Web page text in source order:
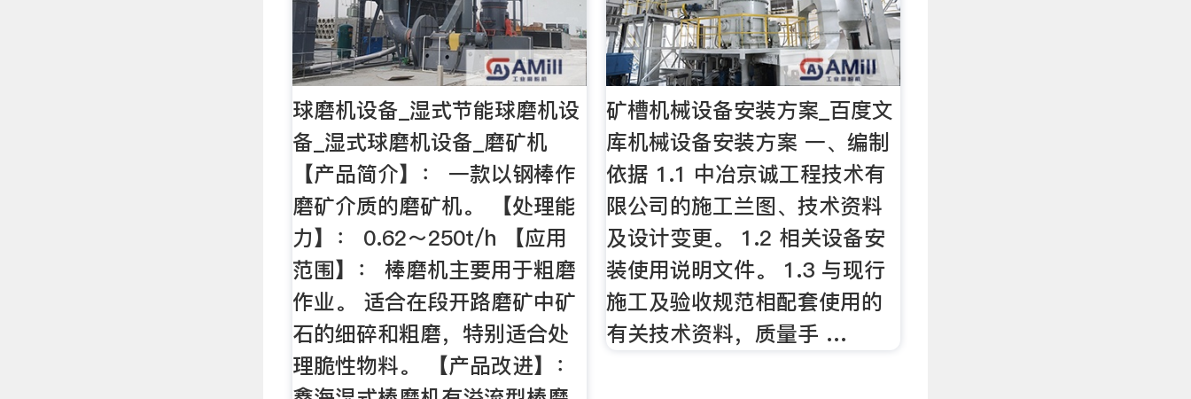
球磨机设备_湿式节能球磨机设
备_湿式球磨机设备_磨矿机
【产品简介】： 一款以钢棒作
磨矿介质的磨矿机。 【处理能
力】： 0.62～250t/h 【应用
范围】： 棒磨机主要用于粗磨
作业。 适合在段开路磨矿中矿
石的细碎和粗磨，特别适合处
理脆性物料。 【产品改进】：
矿槽机械设备安装方案_百度文
库机械设备安装方案 一、编制
依据 1.1 中冶京诚工程技术有
限公司的施工兰图、技术资料
及设计变更。 1.2 相关设备安
装使用说明文件。 1.3 与现行
施工及验收规范相配套使用的
有关技术资料，质量手 …